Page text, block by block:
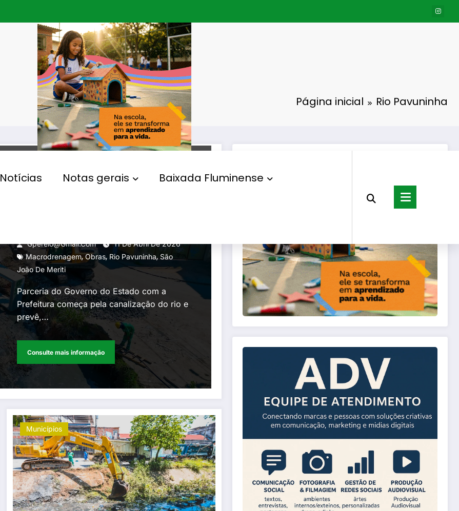
Notícias Notas gerais Baixada Fluminense
Página inicial Rio Pavuninha
Obras no Rio Pavuninha
reduzir alagamentos em São
João de Meriti
Gperelo@gmail.com
11 De Abril De 2026
Macrodrenagem,Obras, Rio Pavuninha,São
João De Meriti
Parceria do Governo do Estado com a
Prefeitura começa pela canalização do rio e
prevê,…
Consulte mais informação
Municípios